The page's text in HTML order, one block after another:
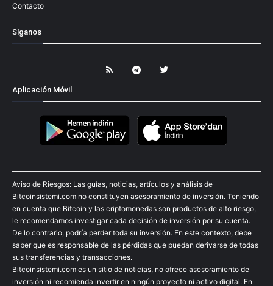
Contacto
Síganos
Aplicación Móvil
Aviso de Riesgos: Las guías, noticias, artículos y análisis de
Bitcoinsistemi.com no constituyen asesoramiento de inversión. Teniendo
en cuenta que Bitcoin y las criptomonedas son productos de alto riesgo,
le recomendamos investigar cada decisión de inversión por su cuenta.
De lo contrario, podría perder toda su inversión. En este contexto, debe
saber que es responsable de las pérdidas que puedan derivarse de todas
sus transferencias y transacciones.
Bitcoinsistemi.com es un sitio de noticias, no ofrece asesoramiento de
inversión ni recomienda invertir en ningún proyecto ni activo digital. En